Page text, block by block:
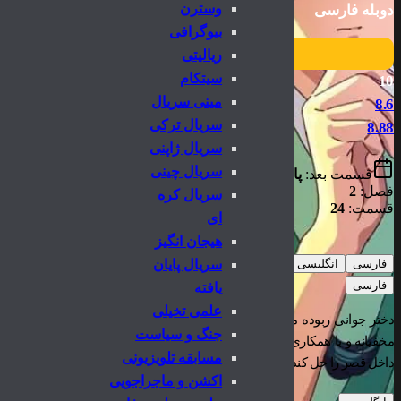
وسترن
بیوگرافی
ریالیتی
سیتکام
مینی سریال
سریال ترکی
سریال ژاپنی
سریال چینی
سریال کره
ای
هیجان انگیز
سریال پایان
یافته
علمی تخیلی
جنگ و سیاست
مسابقه تلویزیونی
اکشن و ماجراجویی
دوبله فارسی
10
8.6
8.88
قسمت بعد: پایان یافته
فصل: 2
قسمت: 24
فارسی
انگلیسی
فارسی
دختر جوانی ربوده می شود و به خدمتکاری قصر امپراتور گماشته می شود.
مخفیانه و با همکاری خواجه دربار از مهارت داروسازی خود استفاده می کند
داخل قصر را حل کند